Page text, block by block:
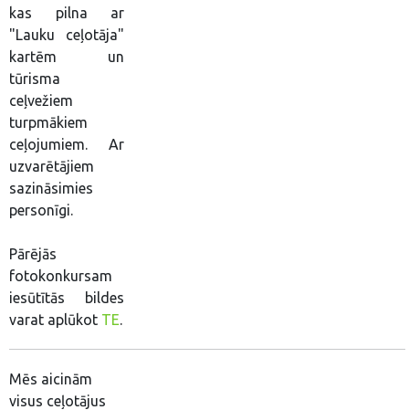
kas pilna ar
"Lauku ceļotāja"
kartēm un
tūrisma
ceļvežiem
turpmākiem
ceļojumiem. Ar
uzvarētājiem
sazināsimies
personīgi.
Pārējās
fotokonkursam
iesūtītās bildes
varat aplūkot TE.
Mēs aicinām
visus ceļotājus